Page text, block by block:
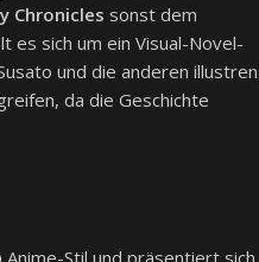
Chronicles sonst dem
es sich um ein Visual-Novel-
und die anderen illustren
da die Geschichte
Stil und präsentiert sich